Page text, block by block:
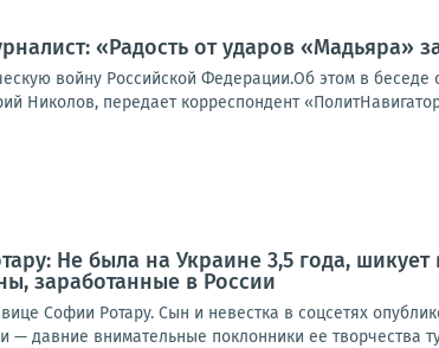
«Радость от ударов «Мадьяра»
войну Российской Федерации.Об этом в
Николов, передает корреспондент
Не была на Украине 3,5 года,
заработанные в России
Софии Ротару. Сын и невестка в соцсетях
— давние внимательные поклонники ее творчества